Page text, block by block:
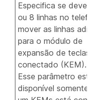
Especifica se deve
ou 8 linhas no
mover as linhas
para o módulo de
expansão de teclas
conectado (KEM).
Esse parâmetro está
disponível somente